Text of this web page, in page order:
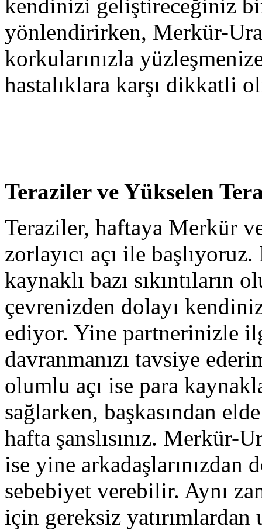
kendinizi geliştireceğiniz
yönlendirirken, Merkür-
korkularınızla
hastalıklara karşı dikkatli
Teraziler ve Yükselen
Teraziler, haftaya Merkür
zorlayıcı açı ile
kaynaklı bazı sıkıntıların
çevrenizden dolayı
ediyor. Yine partnerinizle
davranmanızı tavsiye
olumlu açı ise para
sağlarken, başkasından
hafta şanslısınız. Merkür-
ise yine arkadaşlarınızdan
sebebiyet verebilir. Aynı
için gereksiz